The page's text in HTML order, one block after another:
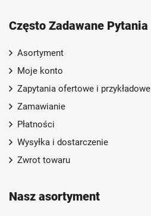
Często Zadawane Pytania
Asortyment
Moje konto
Zapytania ofertowe i przykładowe
Zamawianie
Płatności
Wysyłka i dostarczenie
Zwrot towaru
Nasz asortyment